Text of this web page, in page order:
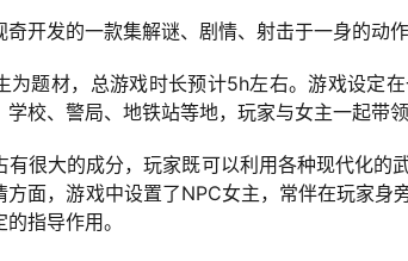
奇开发的一款集解谜、剧情、射击于一身的动
为题材，总游戏时长预计5h左右。游戏设定
学校、警局、地铁站等地，玩家与女主一起带
有很大的成分，玩家既可以利用各种现代化的
方面，游戏中设置了NPC女主，常伴在玩家身
指导作用。